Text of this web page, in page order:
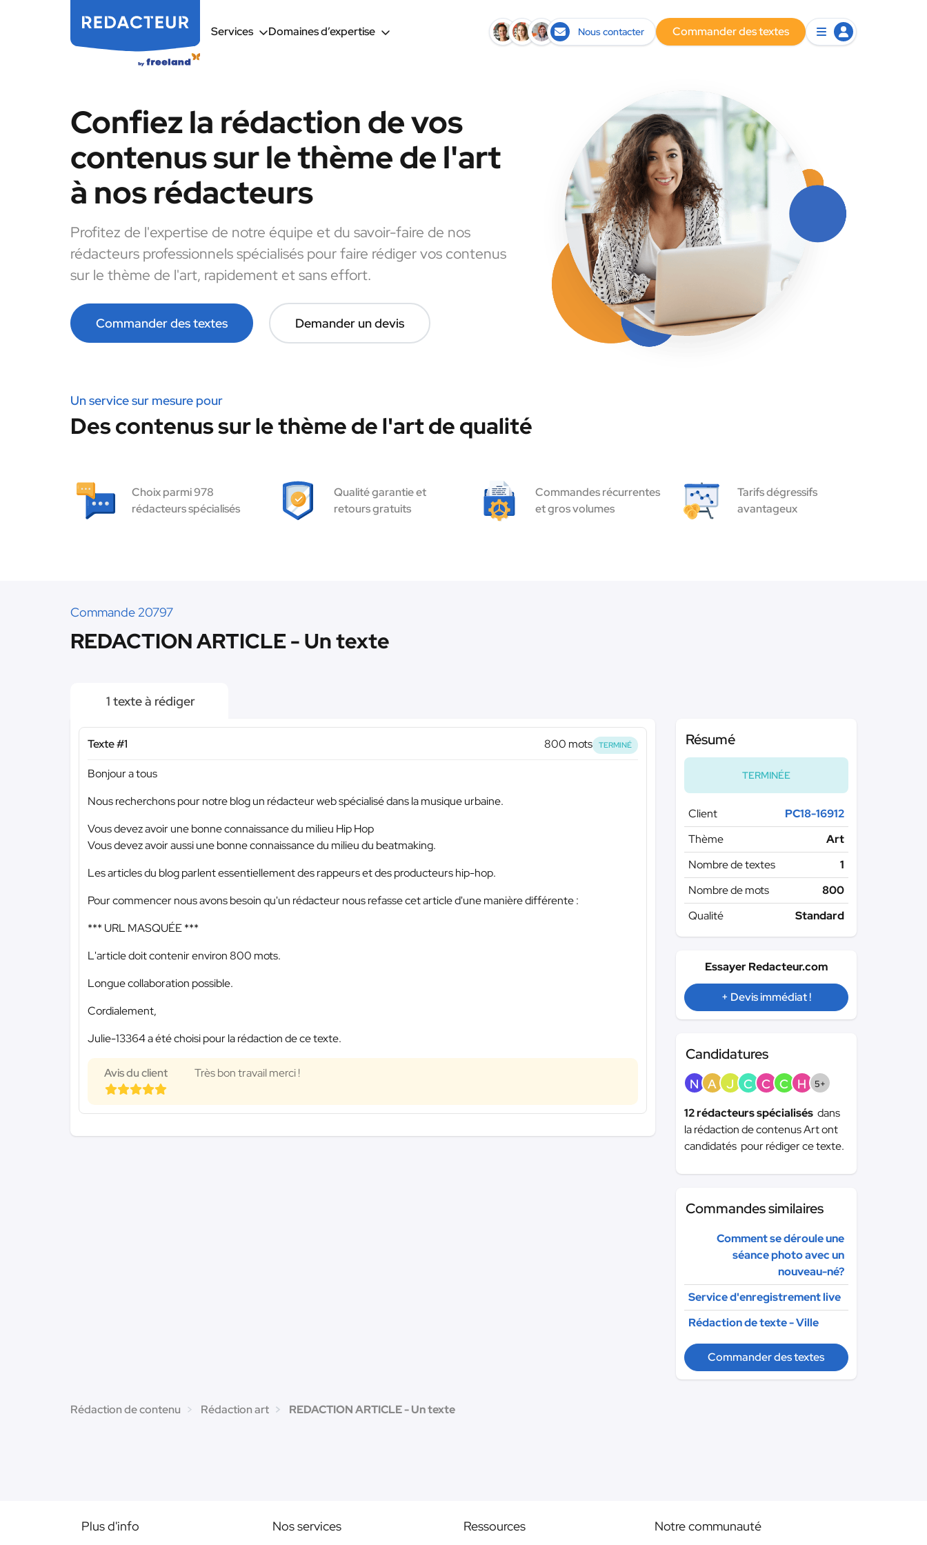
Services Domaines d’expertise Nous contacter Commander des textes
Confiez la rédaction de vos
contenus sur le thème de l'art
à nos rédacteurs
Profitez de l'expertise de notre équipe et du savoir-faire de nos
rédacteurs professionnels spécialisés pour faire rédiger vos contenus
sur le thème de l'art, rapidement et sans effort.
Commander des textes Demander un devis
Un service sur mesure pour
Des contenus sur le thème de l'art de qualité
Choix parmi 978
rédacteurs spécialisés
Qualité garantie et
retours gratuits
Commandes récurrentes
et gros volumes
Tarifs dégressifs
avantageux
Commande 20797
REDACTION ARTICLE - Un texte
1 texte à rédiger
Texte #1 800 mots TERMINÉ
Bonjour a tous
Nous recherchons pour notre blog un rédacteur web spécialisé dans la musique urbaine.
Vous devez avoir une bonne connaissance du milieu Hip Hop
Vous devez avoir aussi une bonne connaissance du milieu du beatmaking.
Les articles du blog parlent essentiellement des rappeurs et des producteurs hip-hop.
Pour commencer nous avons besoin qu'un rédacteur nous refasse cet article d'une manière différente :
*** URL MASQUÉE ***
L'article doit contenir environ 800 mots.
Longue collaboration possible.
Cordialement,
Julie-13364 a été choisi pour la rédaction de ce texte.
Avis du client Très bon travail merci !
Résumé
TERMINÉE
Client
PC18-16912
Thème
Art
Nombre de textes
1
Nombre de mots
800
Qualité
Standard
Essayer Redacteur.com
+ Devis immédiat !
Candidatures
N A J C C C H 5+
12 rédacteurs spécialisés dans
la rédaction de contenus Art ont
candidatés pour rédiger ce texte.
Commandes similaires
Comment se déroule une
séance photo avec un
nouveau-né?
Service d'enregistrement live
Rédaction de texte - Ville
Commander des textes
Rédaction de contenu Rédaction art REDACTION ARTICLE - Un texte
Plus d'info Nos services Ressources Notre communauté